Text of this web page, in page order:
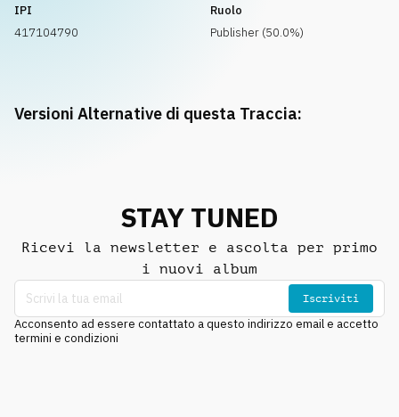
IPI
417104790
Ruolo
Publisher (50.0%)
Versioni Alternative di questa Traccia:
STAY TUNED
Ricevi la newsletter e ascolta per primo
i nuovi album
Iscriviti
Acconsento ad essere contattato a questo indirizzo email e accetto
termini e condizioni